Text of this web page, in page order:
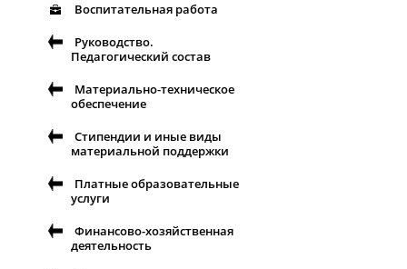
Воспитательная работа
Руководство.
Педагогический состав
Материально-техническое
обеспечение
Стипендии и иные виды
материальной поддержки
Платные образовательные
услуги
Финансово-хозяйственная
деятельность